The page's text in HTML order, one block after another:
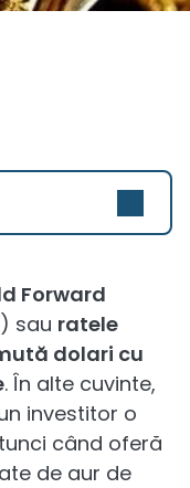
Forward
sau ratele
dolari cu
. În alte cuvinte,
investitor o
când oferă
de aur de